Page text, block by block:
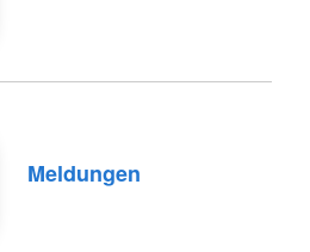
Meldungen